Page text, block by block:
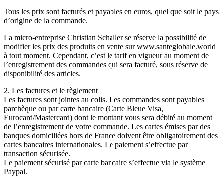
Tous les prix sont facturés et payables en euros, quel que soit le pays
d’origine de la commande.
La micro-entreprise Christian Schaller se réserve la possibilité de
modifier les prix des produits en vente sur www.santeglobale.world
à tout moment. Cependant, c’est le tarif en vigueur au moment de
l’enregistrement des commandes qui sera facturé, sous réserve de
disponibilité des articles.
2. Les factures et le règlement
Les factures sont jointes au colis. Les commandes sont payables
parchèque ou par carte bancaire (Carte Bleue Visa,
Eurocard/Mastercard) dont le montant vous sera débité au moment
de l’enregistrement de votre commande. Les cartes émises par des
banques domiciliées hors de France doivent être obligatoirement des
cartes bancaires internationales. Le paiement s’effectue par
transaction sécurisée.
Le paiement sécurisé par carte bancaire s’effectue via le système
Paypal.